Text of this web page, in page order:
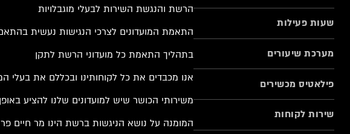
שעות פעילות
מערכת שיעורים
פילאטיס מכשירים
שירות לקוחות
הרשת והנגשת השירות לבעלי מוגבלויות
התאמת המועדונים לצרכי הנגישות נעשית בהתאם
בתהליך התאמת כל מועדוני הרשת לתקן
אנו מכבדים את כל לקוחותינו ובכללם את בעלי
משירותי הכושר שיש למועדונים שלנו להציע
המומנה על נושא הניגשות ברשת הינו מר חיים